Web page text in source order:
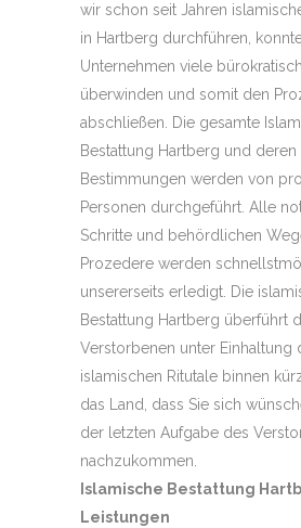
wir schon seit Jahren
in Hartberg durchführen,
Unternehmen viele
überwinden und somit den
abschließen. Die gesamte
Bestattung Hartberg und deren
Bestimmungen werden von
Personen durchgeführt. Alle
Schritte und behördlichen
Prozedere werden
unsererseits erledigt. Die
Bestattung Hartberg überführt
Verstorbenen unter Einhaltung
islamischen Ritutale binnen
das Land, dass Sie sich
der letzten Aufgabe des
nachzukommen.
Islamische Bestattung
Leistungen